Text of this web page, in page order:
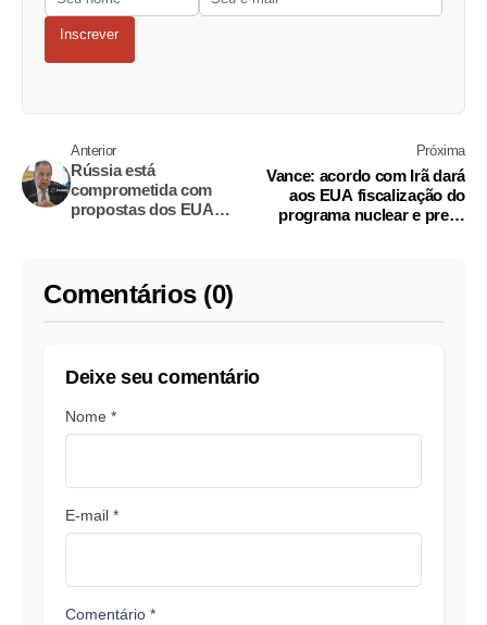
Inscrever
Anterior
Rússia está
comprometida com
propostas dos EUA
Próxima
Vance: acordo com Irã dará
aos EUA fiscalização do
programa nuclear e prevê
Comentários (0)
Deixe seu comentário
Nome *
E-mail *
Comentário *